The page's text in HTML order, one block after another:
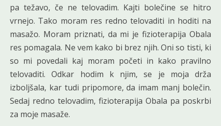
pa težavo, če ne telovadim. Kajti bolečine se hitro
vrnejo. Tako moram res redno telovaditi in hoditi na
masažo. Moram priznati, da mi je fizioterapija Obala
res pomagala. Ne vem kako bi brez njih. Oni so tisti, ki
so mi povedali kaj moram početi in kako pravilno
telovaditi. Odkar hodim k njim, se je moja drža
izboljšala, kar tudi pripomore, da imam manj bolečin.
Sedaj redno telovadim, fizioterapija Obala pa poskrbi
za moje masaže.